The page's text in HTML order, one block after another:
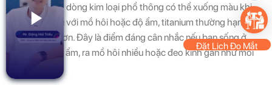
So với một số dòng kim loại phổ thông có thể xuống màu khi
tiếp xúc nhiều với mồ hôi hoặc độ ẩm, titanium thường hạn chế
oxy hóa tốt hơn. Đây là điểm đáng cân nhắc nếu bạn sống ở
khu vực nóng ẩm, ra mồ hôi nhiều hoặc đeo kính gần như mỗi
Đặt Lịch Đo Mắt